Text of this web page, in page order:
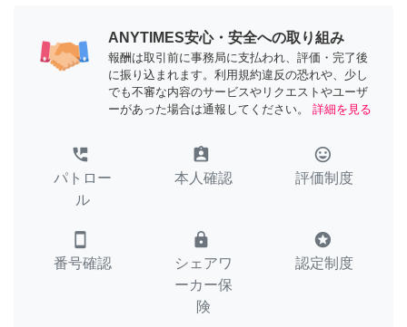
ANYTIMES安心・安全への取り組み
報酬は取引前に事務局に支払われ、評価・完了後
に振り込まれます。利用規約違反の恐れや、少し
でも不審な内容のサービスやリクエストやユーザ
ーがあった場合は通報してください。
詳細を見る
perm_phone_msg
パトロー
ル
assignment_ind
本人確認
tag_faces
評価制度
smartphone
番号確認
lock
シェアワ
ーカー保
険
stars
認定制度